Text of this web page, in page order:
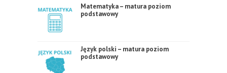
Matematyka – matura poziom
podstawowy
Język polski – matura poziom
podstawowy